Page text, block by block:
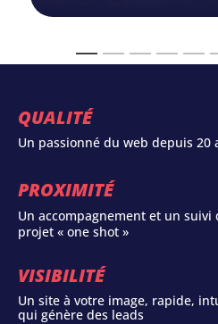
QUALITÉ
Un passionné du web depuis 20
PROXIMITÉ
Un accompagnement et un
projet « one shot »
VISIBILITÉ
Un site à votre image, rapide,
qui génère des leads